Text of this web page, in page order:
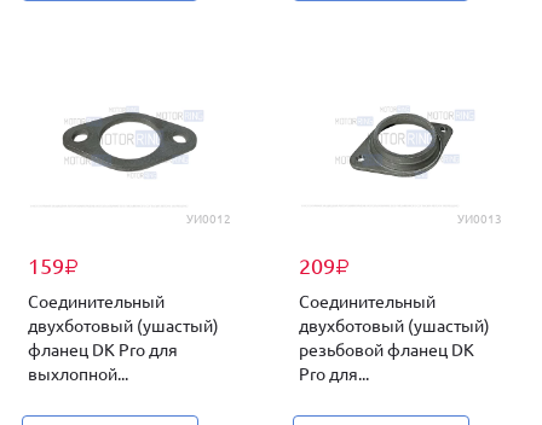
УИ0012
159₽
Соединительный
двухботовый (ушастый)
фланец DK Pro для
выхлопной...
УИ0013
209₽
Соединительный
двухботовый (ушастый)
резьбовой фланец DK
Pro для...